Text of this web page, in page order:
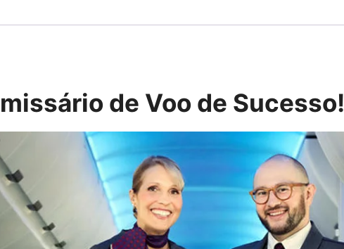
de Voo de Sucesso!